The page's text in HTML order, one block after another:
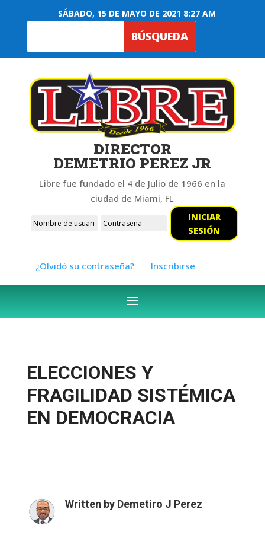
SÁBADO, 15 DE MAYO DE 2021 8:27 AM
DIRECTOR
DEMETRIO PEREZ JR
Libre fue fundado el 4 de Julio de 1966 en la
ciudad de Miami, FL
INICIAR
SESIÓN
¿Olvidó su contraseña? Inscribirse
ELECCIONES Y
FRAGILIDAD SISTÉMICA
EN DEMOCRACIA
Written by Demetiro J Perez